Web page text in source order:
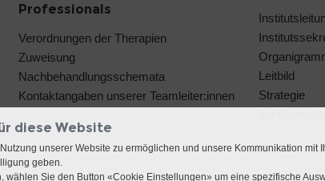
Professionals
Verordnungen der Therapien
Zuweisung
Nachbehandlungsschemata
Kontaktangaben unserer Teamleiter:innen
Leitbild
Strategie
diese Website
unserer Website zu ermöglichen und unsere Kommunikation
geben.
wählen Sie den Button «Cookie Einstellungen» um eine spezifische